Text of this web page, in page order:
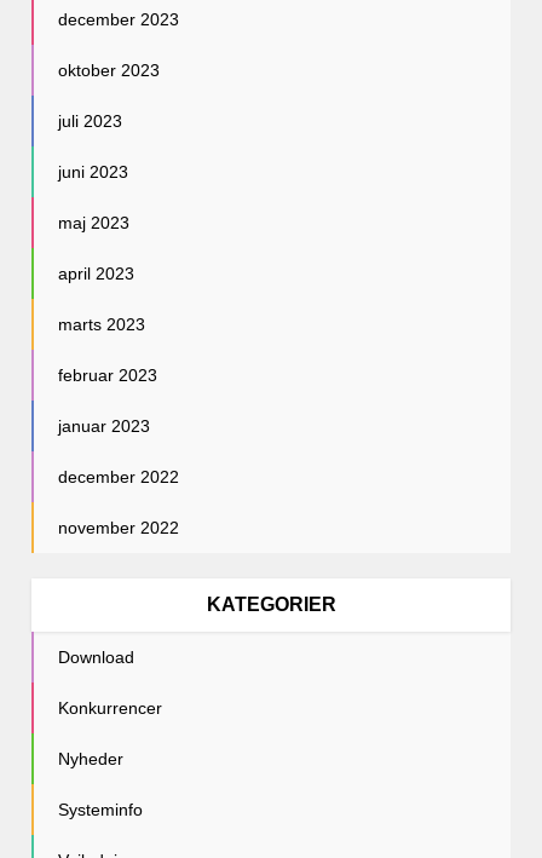
december 2023
oktober 2023
juli 2023
juni 2023
maj 2023
april 2023
marts 2023
februar 2023
januar 2023
december 2022
november 2022
KATEGORIER
Download
Konkurrencer
Nyheder
Systeminfo